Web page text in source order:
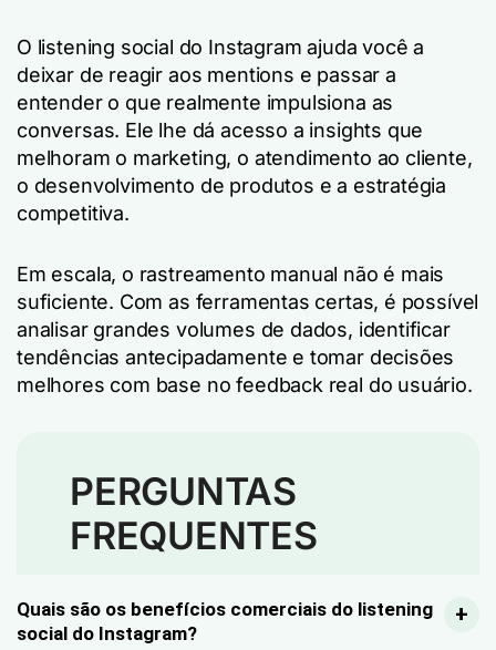
O listening social do Instagram ajuda você a
deixar de reagir aos mentions e passar a
entender o que realmente impulsiona as
conversas. Ele lhe dá acesso a insights que
melhoram o marketing, o atendimento ao cliente,
o desenvolvimento de produtos e a estratégia
competitiva.
Em escala, o rastreamento manual não é mais
suficiente. Com as ferramentas certas, é possível
analisar grandes volumes de dados, identificar
tendências antecipadamente e tomar decisões
melhores com base no feedback real do usuário.
PERGUNTAS
FREQUENTES
Quais são os benefícios comerciais do listening
social do Instagram?